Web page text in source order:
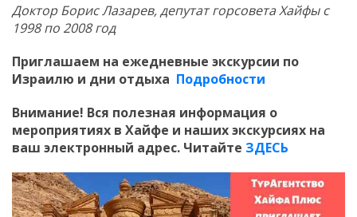
Доктор Борис Лазарев, депутат горсовета Хайфы с
1998 по 2008 год
Приглашаем на ежедневные экскурсии по
Израилю и дни отдыха Подробности
Внимание! Вся полезная информация о
мероприятиях в Хайфе и наших экскурсиях на
ваш электронный адрес. Читайте ЗДЕСЬ